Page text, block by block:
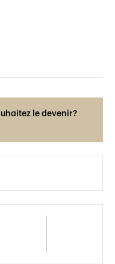
le devenir?